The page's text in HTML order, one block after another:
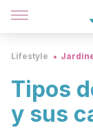
Lifestyle
Tipos
y sus